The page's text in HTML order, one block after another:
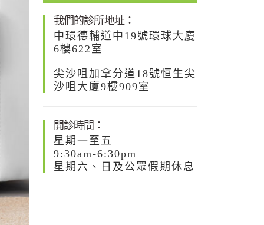
我們的診所地址：
中環德輔道中19號環球大廈
6樓622室
尖沙咀加拿分道18號恒生尖
沙咀大廈9樓909室
開診時間：
星期一至五
9:30am-6:30pm
星期六、日及公眾假期休息